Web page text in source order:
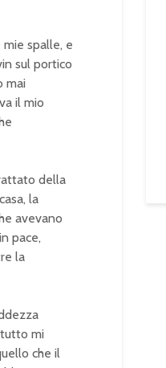
spalle, e
sul portico
mai
il mio
della
la
avevano
pace,
la
mi
che il